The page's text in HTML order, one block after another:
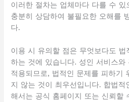
이러한 절차는 업체마다 다를 수
충분히 상담하여 불필요한 오해를
다.
이용 시 유의할 점은 무엇보다도 법
하는 것에 있습니다. 성인 서비스와
적용되므로, 법적인 문제를 피하기
지 않는 것이 최우선입니다. 합법적
해서는 공식 홈페이지 또는 신뢰할